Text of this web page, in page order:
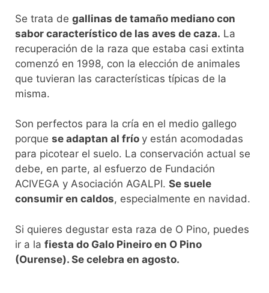
Se trata de gallinas de tamaño mediano con
sabor característico de las aves de caza. La
recuperación de la raza que estaba casi extinta
comenzó en 1998, con la elección de animales
que tuvieran las características típicas de la
misma.
Son perfectos para la cría en el medio gallego
porque se adaptan al frío y están acomodadas
para picotear el suelo. La conservación actual se
debe, en parte, al esfuerzo de Fundación
ACIVEGA y Asociación AGALPI. Se suele
consumir en caldos, especialmente en navidad.
Si quieres degustar esta raza de O Pino, puedes
ir a la fiesta do Galo Pineiro en O Pino
(Ourense). Se celebra en agosto.